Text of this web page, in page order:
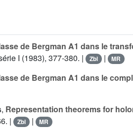
de Bergman A1 dans le
I (1983), 377-380. | Zbl | MR
de Bergman A1 dans le
, Representation theorems for
| Zbl | MR